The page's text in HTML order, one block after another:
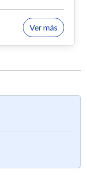
Ver más